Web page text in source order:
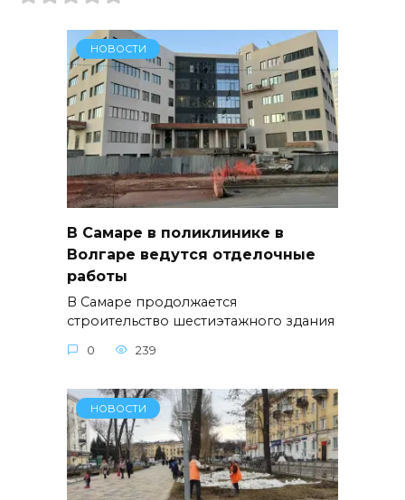
НОВОСТИ
В Самаре в поликлинике в
Волгаре ведутся отделочные
работы
В Самаре продолжается
строительство шестиэтажного здания
0 239
НОВОСТИ